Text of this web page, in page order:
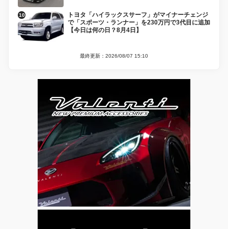
トヨタ「ハイラックスサーフ」がマイナーチェンジ
で「スポーツ・ランナー」を230万円で3代目に追加
【今日は何の日？8月4日】
最終更新：2026/08/07 15:10